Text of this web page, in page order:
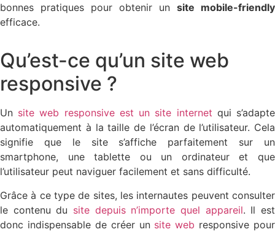
bonnes pratiques pour obtenir un site mobile-friendly
efficace.
Qu’est-ce qu’un site web
responsive ?
Un site web responsive est un site internet qui s’adapte
automatiquement à la taille de l’écran de l’utilisateur. Cela
signifie que le site s’affiche parfaitement sur un
smartphone, une tablette ou un ordinateur et que
l’utilisateur peut naviguer facilement et sans difficulté.
Grâce à ce type de sites, les internautes peuvent consulter
le contenu du site depuis n’importe quel appareil. Il est
donc indispensable de créer un site web responsive pour